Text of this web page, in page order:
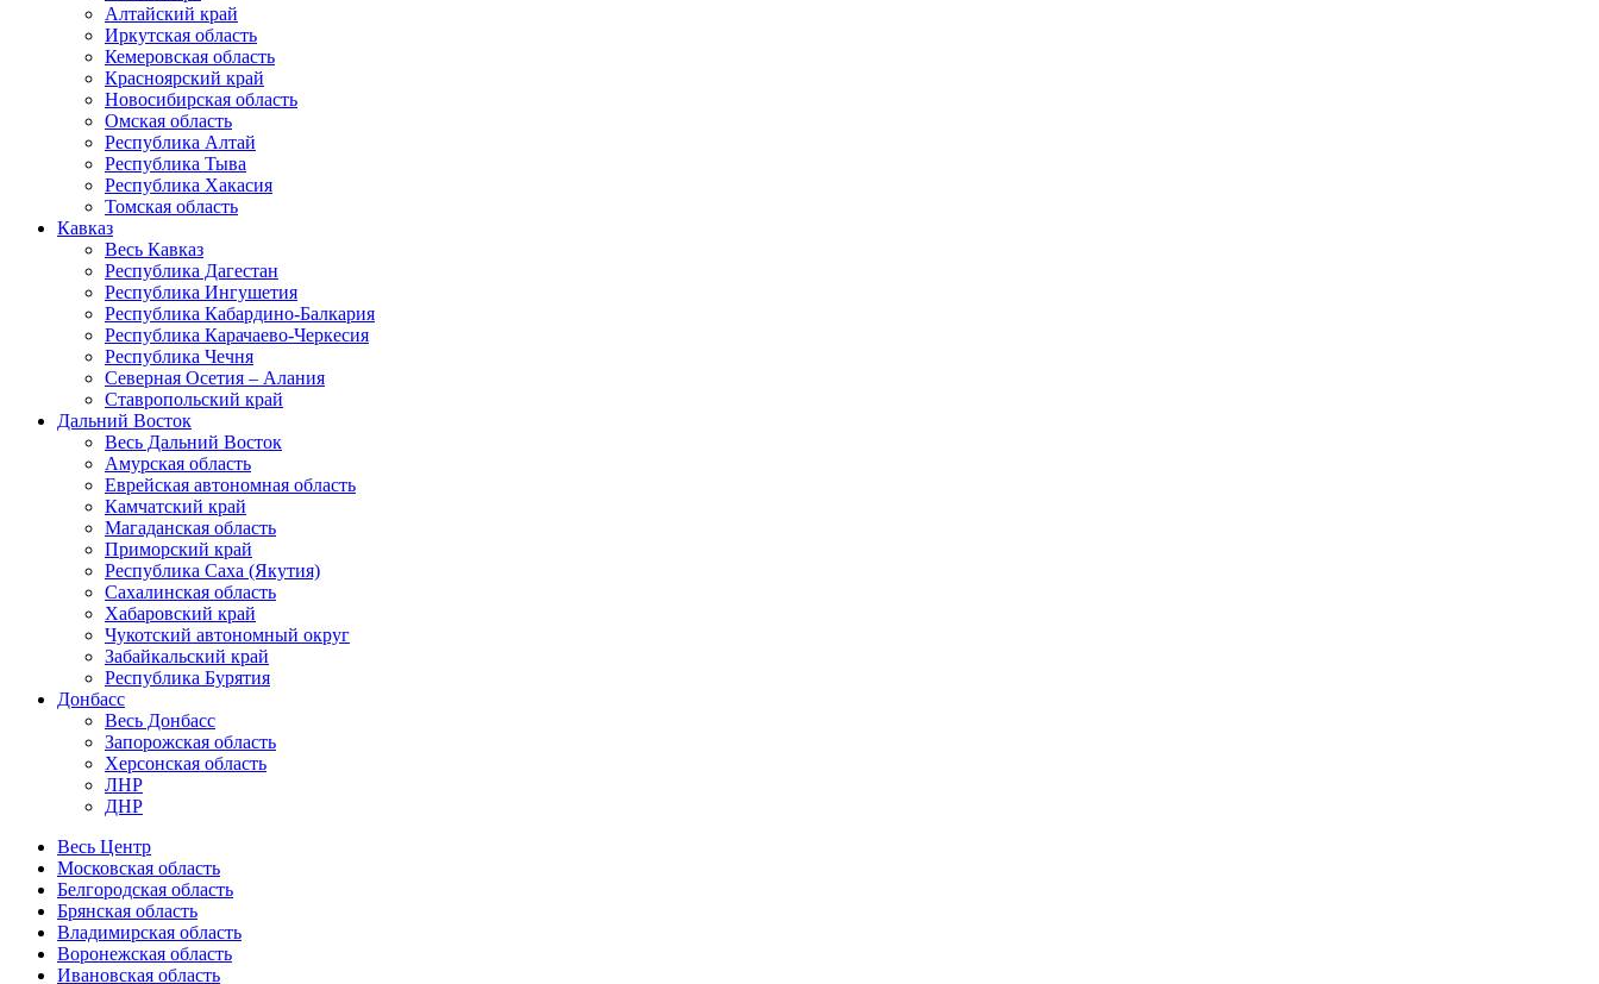
Алтайский край
Иркутская область
Кемеровская область
Красноярский край
Новосибирская область
Омская область
Республика Алтай
Республика Тыва
Республика Хакасия
Томская область
Кавказ
Весь Кавказ
Республика Дагестан
Республика Ингушетия
Республика Кабардино-Балкария
Республика Карачаево-Черкесия
Республика Чечня
Северная Осетия – Алания
Ставропольский край
Дальний Восток
Весь Дальний Восток
Амурская область
Еврейская автономная область
Камчатский край
Магаданская область
Приморский край
Республика Саха (Якутия)
Сахалинская область
Хабаровский край
Чукотский автономный округ
Забайкальский край
Республика Бурятия
Донбасс
Весь Донбасс
Запорожская область
Херсонская область
ЛНР
ДНР
Весь Центр
Московская область
Белгородская область
Брянская область
Владимирская область
Воронежская область
Ивановская область